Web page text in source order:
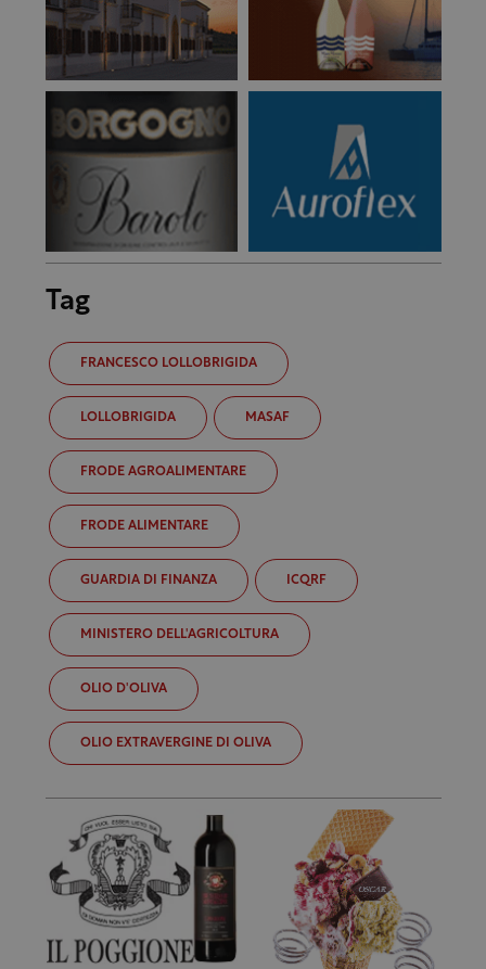
Tag
FRANCESCO LOLLOBRIGIDA
LOLLOBRIGIDA MASAF
FRODE AGROALIMENTARE
FRODE ALIMENTARE
GUARDIA DI FINANZA ICQRF
MINISTERO DELL'AGRICOLTURA
OLIO D'OLIVA
OLIO EXTRAVERGINE DI OLIVA